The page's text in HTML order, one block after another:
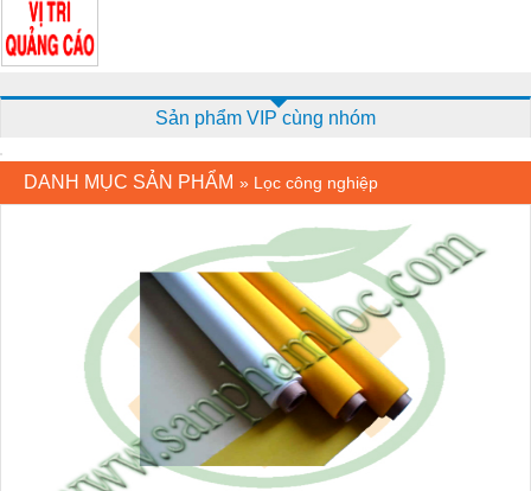
Sản phẩm VIP cùng nhóm
DANH MỤC SẢN PHẨM » Lọc công nghiệp